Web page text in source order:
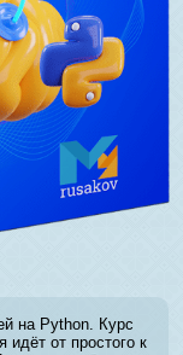
на Python. Курс
от простого к